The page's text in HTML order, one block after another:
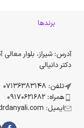
برندها
آدرس: شیراز، بلوار
دکتر دانیالی
تلفن: 07136383148
همراه: 09170621682
ایمیل: info@drdanyali.com